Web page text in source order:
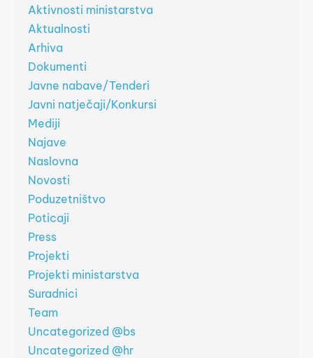
Aktivnosti ministarstva
Aktualnosti
Arhiva
Dokumenti
Javne nabave/Tenderi
Javni natječaji/Konkursi
Mediji
Najave
Naslovna
Novosti
Poduzetništvo
Poticaji
Press
Projekti
Projekti ministarstva
Suradnici
Team
Uncategorized @bs
Uncategorized @hr